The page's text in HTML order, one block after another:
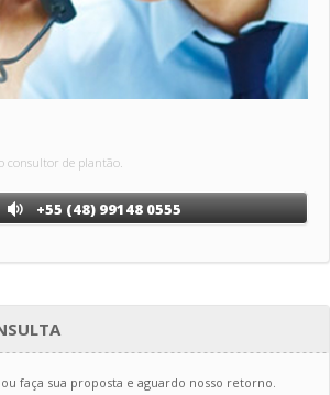
consultor de plantão.
+55 (48) 99148 0555
faça sua proposta e aguardo nosso retorno.